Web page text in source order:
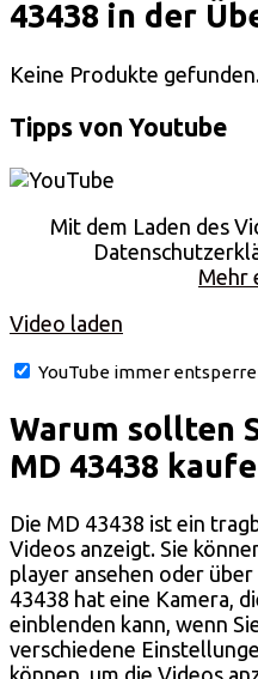
43438 in der
Keine Produkte gefunden.
Tipps von Youtube
Mit dem Laden des
Mehr
Video laden
YouTube immer
Warum sollten
MD 43438
Die MD 43438 ist ein
Videos anzeigt. Sie
player ansehen oder
43438 hat eine Kamera,
einblenden kann, wenn
verschiedene